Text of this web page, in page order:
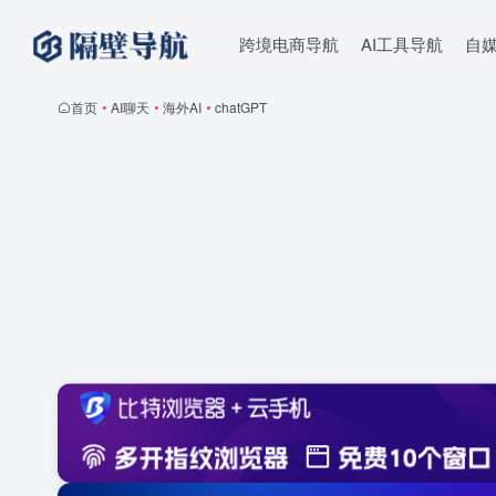
跨境电商导航 AI工具导航 自
首页 • AI聊天 • 海外AI • chatGPT